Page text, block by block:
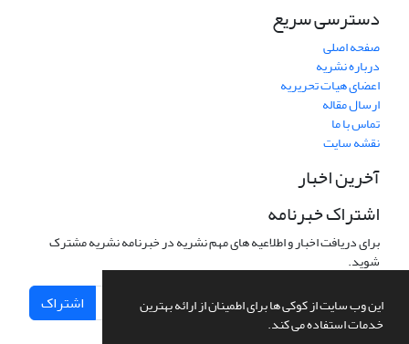
این وب سایت از کوکی ها برای اطمینان از ارائه بهترین
خدمات استفاده می کند.
دسترسی سریع
صفحه اصلی
درباره نشریه
اعضای هیات تحریریه
ارسال مقاله
تماس با ما
نقشه سایت
آخرین اخبار
اشتراک خبرنامه
برای دریافت اخبار و اطلاعیه های مهم نشریه در خبرنامه نشریه مشترک
شوید.
اشتراک